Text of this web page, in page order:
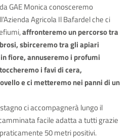
GAE Monica conosceremo
Agricola Il Bafardel che ci
affronteremo un percorso tra
sbirceremo tra gli apiari
fiore, annuseremo i profumi
i favi di cera,
e ci metteremo nei panni di un
ci accompagnerà lungo il
facile adatta a tutti grazie
50 metri positivi.